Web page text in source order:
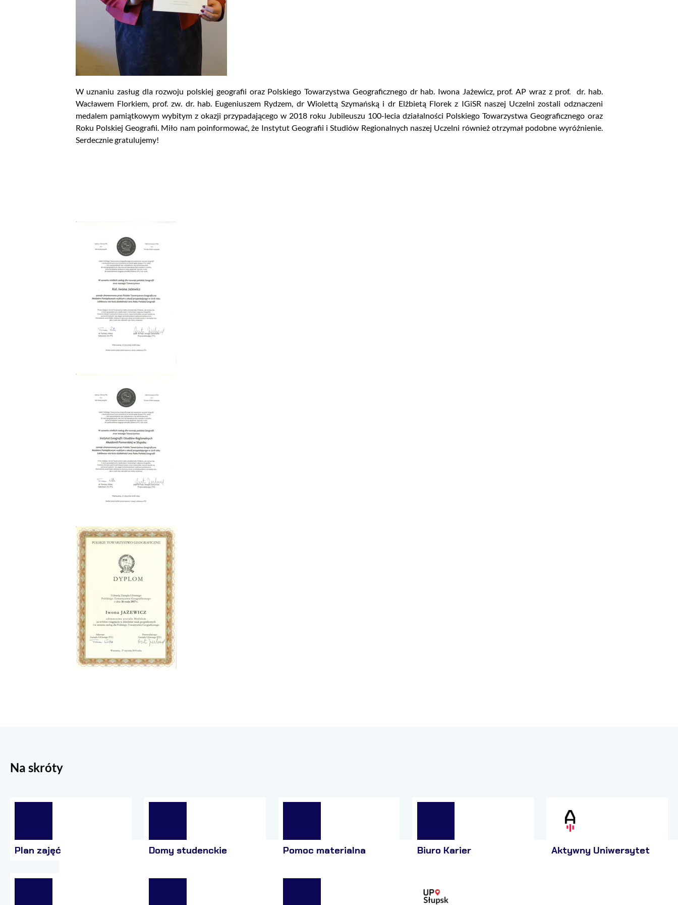
W uznaniu zasług dla rozwoju polskiej geografii oraz Polskiego Towarzystwa Geograficznego dr hab. Iwona Jażewicz, prof. AP wraz z prof. dr. hab.
Wacławem Florkiem, prof. zw. dr. hab. Eugeniuszem Rydzem, dr Wiolettą Szymańską i dr Elżbietą Florek z IGiSR naszej Uczelni zostali odznaczeni
medalem pamiątkowym wybitym z okazji przypadającego w 2018 roku Jubileuszu 100-lecia działalności Polskiego Towarzystwa Geograficznego oraz
Roku Polskiej Geografii. Miło nam poinformować, że Instytut Geografii i Studiów Regionalnych naszej Uczelni również otrzymał podobne wyróżnienie.
Serdecznie gratulujemy!
Na skróty
Plan zajęć Domy studenckie Pomoc materialna Biuro Karier Aktywny Uniwersytet